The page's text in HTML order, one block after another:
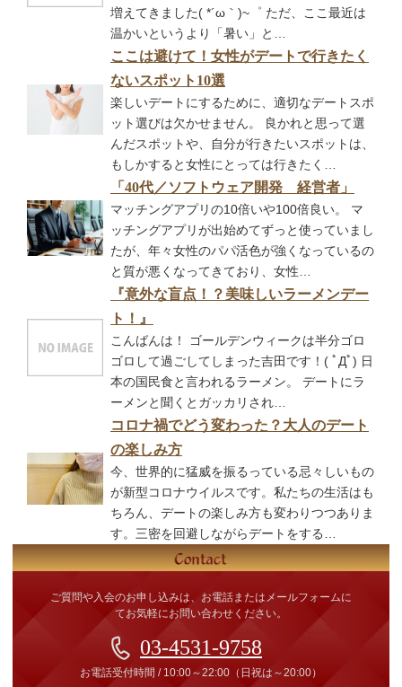
増えてきました( *´ω｀)~゜ ただ、ここ最近は
温かいというより「暑い」と…
ここは避けて！女性がデートで行きたく
ないスポット10選
楽しいデートにするために、適切なデートスポ
ット選びは欠かせません。 良かれと思って選
んだスポットや、自分が行きたいスポットは、
もしかすると女性にとっては行きたく…
「40代／ソフトウェア開発 経営者」
マッチングアプリの10倍いや100倍良い。 マ
ッチングアプリが出始めてずっと使っていまし
たが、年々女性のパパ活色が強くなっているの
と質が悪くなってきており、女性…
『意外な盲点！？美味しいラーメンデー
ト！』
こんばんは！ ゴールデンウィークは半分ゴロ
ゴロして過ごしてしまった吉田です！( ﾟДﾟ) 日
本の国民食と言われるラーメン。 デートにラ
ーメンと聞くとガッカリされ…
コロナ禍でどう変わった？大人のデート
の楽しみ方
今、世界的に猛威を振るっている忌々しいもの
が新型コロナウイルスです。私たちの生活はも
ちろん、デートの楽しみ方も変わりつつありま
す。三密を回避しながらデートをする…
ご質問や入会のお申し込みは、お電話またはメールフォームに
てお気軽にお問い合わせください。
03-4531-9758
お電話受付時間 / 10:00～22:00（日祝は～20:00）